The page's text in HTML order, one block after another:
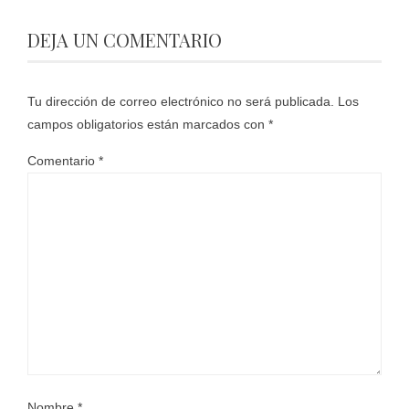
DEJA UN COMENTARIO
Tu dirección de correo electrónico no será publicada.
Los
campos obligatorios están marcados con *
Comentario *